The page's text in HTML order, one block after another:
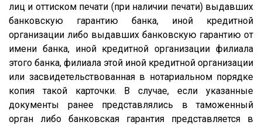
лиц и оттиском печати (при наличии печати) выдавших
банковскую гарантию банка, иной кредитной
организации либо выдавших банковскую гарантию от
имени банка, иной кредитной организации филиала
этого банка, филиала этой иной кредитной организации
или засвидетельствованная в нотариальном порядке
копия такой карточки. В случае, если указанные
документы ранее представлялись в таможенный
орган либо банковская гарантия представляется в